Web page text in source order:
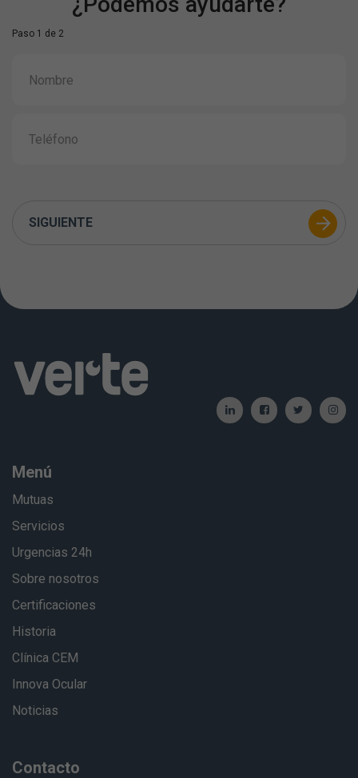
Paso 1 de 2
SIGUIENTE
Menú
Mutuas
Servicios
Urgencias 24h
Sobre nosotros
Certificaciones
Historia
Clínica CEM
Innova Ocular
Noticias
Contacto